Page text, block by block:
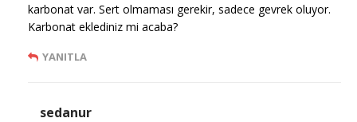
karbonat var. Sert olmaması gerekir, sadece gevrek oluyor.
Karbonat eklediniz mi acaba?
YANITLA
sedanur